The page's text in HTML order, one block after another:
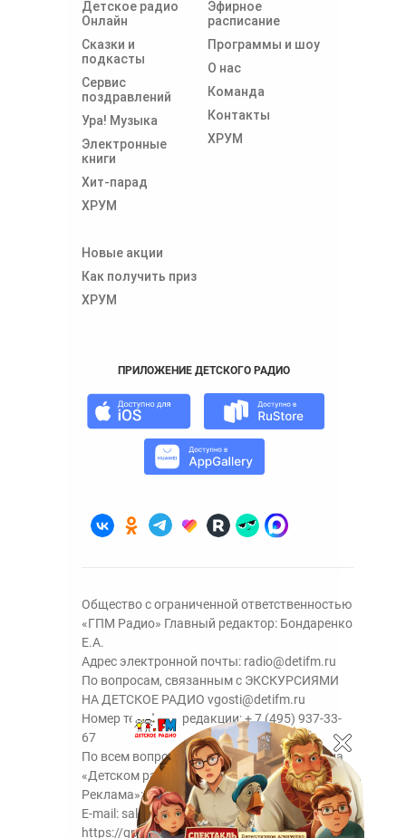
Детское радио
Онлайн
Сказки и
подкасты
Сервис
поздравлений
Ура! Музыка
Электронные
книги
Хит-парад
ХРУМ
Эфирное
расписание
Программы и шоу
О нас
Команда
Контакты
ХРУМ
Новые акции
Как получить приз
ХРУМ
ПРИЛОЖЕНИЕ ДЕТСКОГО РАДИО
Общество с ограниченной ответственностью
«ГПМ Радио» Главный редактор: Бондаренко
Е.А.
Адрес электронной почты: radio@detifm.ru
По вопросам, связанным с ЭКСКУРСИЯМИ
НА ДЕТСКОЕ РАДИО vgosti@detifm.ru
Номер телефона редакции:+ 7 (495) 937-33-
67
По всем вопросам размещения рекламы на
«Детском радио» - сейлз-хаус «ГПМ
Реклама»:+7 (495) 921-40-41
E-mail: sales@gazprom-media.ru
https://gpmsaleshouse.ru/